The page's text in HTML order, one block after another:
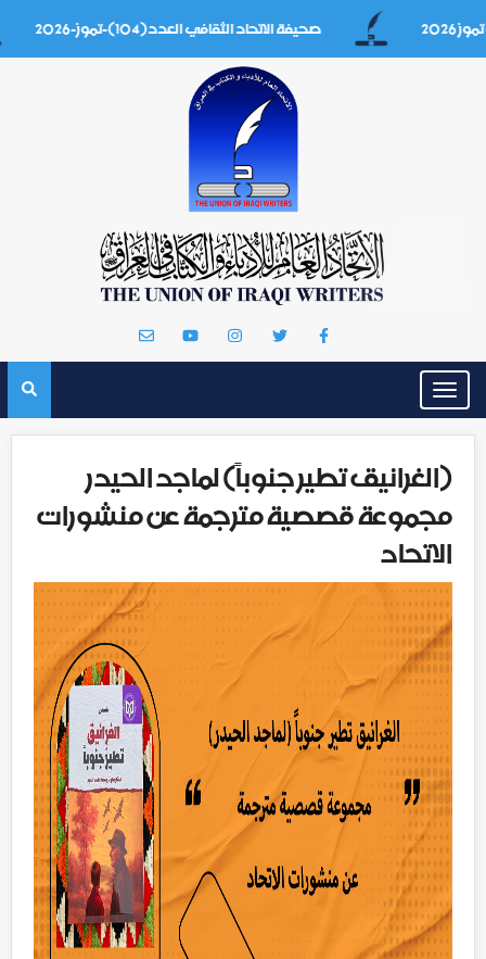
صحيفة الاتحاد الثقافي العدد(104)-تموز-2026
Toggle
navigation
(الغرانيق تطير جنوباً) لماجد الحيدر
مجموعة قصصية مترجمة عن منشورات
الاتحاد